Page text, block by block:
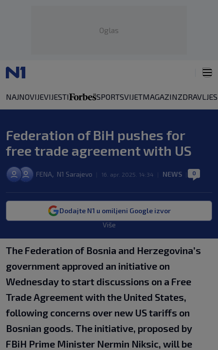
Oglas
NAJNOVIJEVIJESTI SPORTSVIJETMAGAZINZDRAVLJE
Federation of BiH pushes for
free trade agreement with US
FENA, N1 Sarajevo 16. apr. 2025. 14:34 NEWS 0
Dodajte N1 u omiljeni Google izvor
Više
The Federation of Bosnia and Herzegovina’s
government approved an initiative on
Wednesday to start discussions on a Free
Trade Agreement with the United States,
following concerns over new US tariffs on
Bosnian goods. The initiative, proposed by
FBiH Prime Minister Nermin Niksic, will be